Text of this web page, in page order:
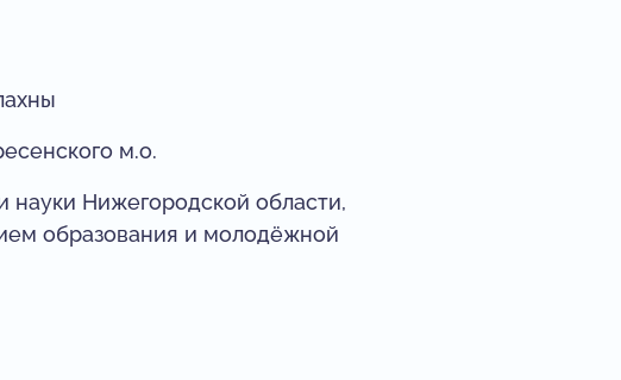
м.о.
науки Нижегородской области,
образования и молодёжной